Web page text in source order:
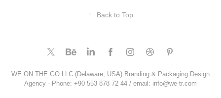
↑ Back to Top
WE ON THE GO LLC (Delaware, USA) Branding & Packaging Design
Agency - Phone: +90 553 878 72 44 / email: info@we-tr.com